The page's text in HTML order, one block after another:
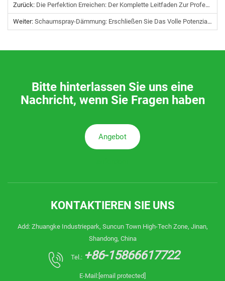
Zurück: Die Perfektion Erreichen: Der Komplette Leitfaden Zur Professionellen Polyharnstoff-Applikation
Weiter: Schaumspray-Dämmung: Erschließen Sie Das Volle Potenzial Ihres Bauvorhabens Mit Der Richtigen Wahl
Bitte hinterlassen Sie uns eine
Nachricht, wenn Sie Fragen haben
Angebot
KONTAKTIEREN SIE UNS
Add: Zhuangke Industriepark, Suncun Town High-Tech Zone, Jinan,
Shandong, China
Tel.: +86-15866617722
E-Mail:[email protected]